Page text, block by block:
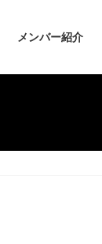
メンバー紹介